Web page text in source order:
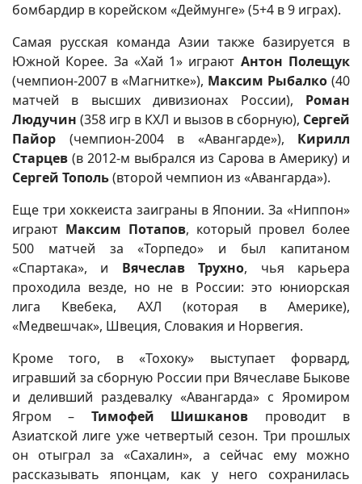
бомбардир в корейском «Деймунге» (5+4 в 9 играх).
Самая русская команда Азии также базируется в
Южной Корее. За «Хай 1» играют Антон Полещук
(чемпион-2007 в «Магнитке»), Максим Рыбалко (40
матчей в высших дивизионах России), Роман
Людучин(358 игр в КХЛ и вызов в сборную), Сергей
Пайор (чемпион-2004 в «Авангарде»), Кирилл
Старцев (в 2012-м выбрался из Сарова в Америку) и
Сергей Тополь(второй чемпион из «Авангарда»).
Еще три хоккеиста заиграны в Японии. За «Ниппон»
играют Максим Потапов, который провел более
500 матчей за «Торпедо» и был капитаном
«Спартака», и Вячеслав Трухно, чья карьера
проходила везде, но не в России: это юниорская
лига Квебека, АХЛ (которая в Америке),
«Медвешчак», Швеция, Словакия и Норвегия.
Кроме того, в «Тохоку» выступает форвард,
игравший за сборную России при Вячеславе Быкове
и деливший раздевалку «Авангарда» с Яромиром
Ягром – Тимофей Шишканов проводит в
Азиатской лиге уже четвертый сезон. Три прошлых
он отыграл за «Сахалин», а сейчас ему можно
рассказывать японцам, как у него сохранилась